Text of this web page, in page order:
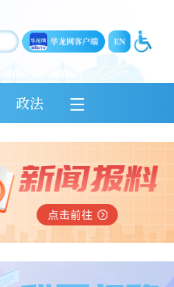
政法